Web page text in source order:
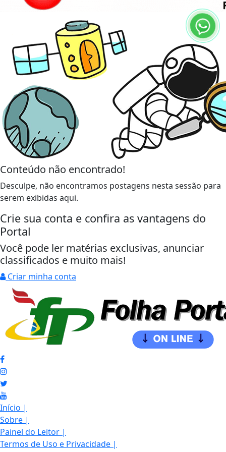
Conteúdo não encontrado!
Desculpe, não encontramos postagens nesta sessão para
serem exibidas aqui.
Crie sua conta e confira as vantagens do
Portal
Você pode ler matérias exclusivas, anunciar
classificados e muito mais!
Criar minha conta
Início |
Sobre |
Painel do Leitor |
Termos de Uso e Privacidade |